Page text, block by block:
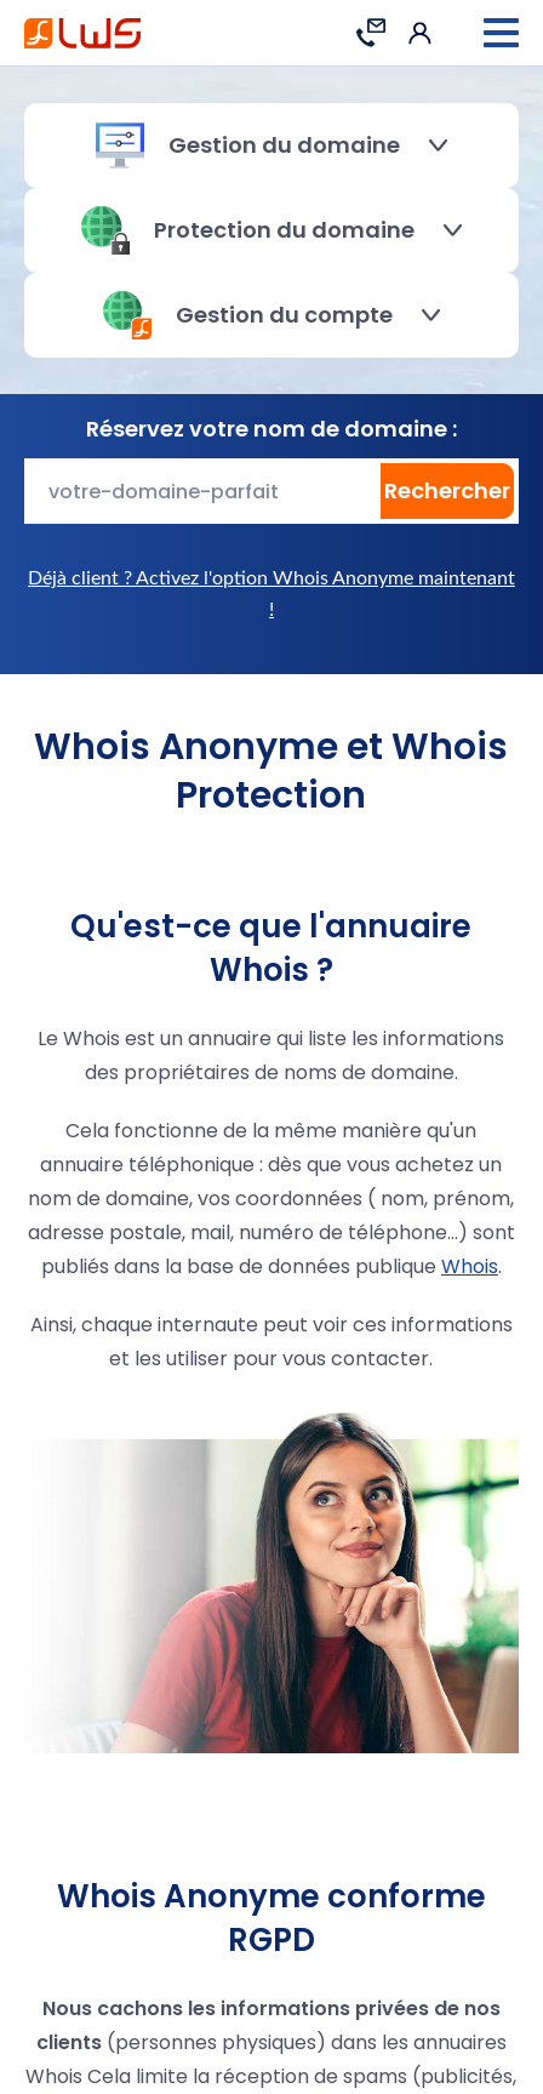
Contact Connexion
Gestion du domaine
Protection du domaine
Gestion du compte
Réservez votre nom de domaine :
Rechercher
Déjà client ? Activez l'option Whois Anonyme maintenant
!
Whois Anonyme et Whois
Protection
Qu'est-ce que l'annuaire
Whois ?
Le Whois est un annuaire qui liste les informations
des propriétaires de noms de domaine.
Cela fonctionne de la même manière qu'un
annuaire téléphonique : dès que vous achetez un
nom de domaine, vos coordonnées ( nom, prénom,
adresse postale, mail, numéro de téléphone...) sont
publiés dans la base de données publique Whois.
Ainsi, chaque internaute peut voir ces informations
et les utiliser pour vous contacter.
Whois Anonyme conforme
RGPD
Nous cachons les informations privées de nos
clients(personnes physiques) dans les annuaires
Whois Cela limite la réception de spams (publicités,